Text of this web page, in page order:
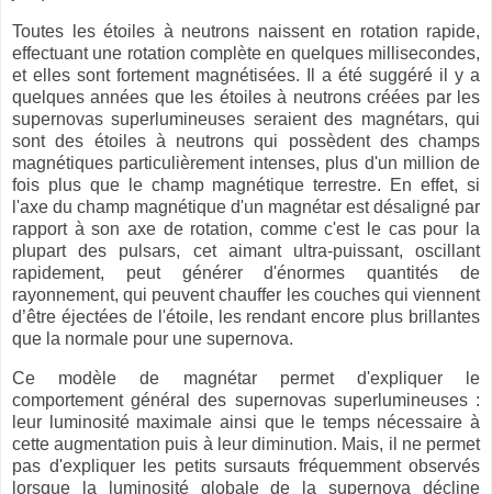
Toutes les étoiles à neutrons naissent en rotation rapide,
effectuant une rotation complète en quelques millisecondes,
et elles sont fortement magnétisées. Il a été suggéré il y a
quelques années que les étoiles à neutrons créées par les
supernovas superlumineuses seraient des magnétars, qui
sont des étoiles à neutrons qui possèdent des champs
magnétiques particulièrement intenses, plus d'un million de
fois plus que le champ magnétique terrestre. En effet, si
l'axe du champ magnétique d'un magnétar est désaligné par
rapport à son axe de rotation, comme c'est le cas pour la
plupart des pulsars, cet aimant ultra-puissant, oscillant
rapidement, peut générer d'énormes quantités de
rayonnement, qui peuvent chauffer les couches qui viennent
d’être éjectées de l'étoile, les rendant encore plus brillantes
que la normale pour une supernova.
Ce modèle de magnétar permet d'expliquer le
comportement général des supernovas superlumineuses :
leur luminosité maximale ainsi que le temps nécessaire à
cette augmentation puis à leur diminution. Mais, il ne permet
pas d'expliquer les petits sursauts fréquemment observés
lorsque la luminosité globale de la supernova décline